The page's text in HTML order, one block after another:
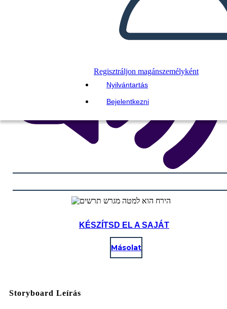
Regisztráljon magánszemélyként
Nyilvántartás
Bejelentkezni
KÉSZÍTSD EL A SAJÁT
Másolat
Storyboard Leírás